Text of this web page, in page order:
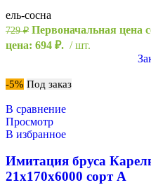
ель-сосна
729₽ Первоначальная цена
цена: 694 ₽.
шт.
-5% Под заказ
В сравнение
Просмотр
В избранное
Имитация бруса
21х170х6000 сорт А